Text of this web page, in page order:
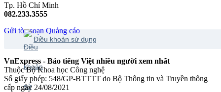
Tp. Hồ Chí Minh
082.233.3555
Gửi tòa soạn Quảng cáo
Điều khoản sử dụng
VnExpress - Báo tiếng Việt nhiều người xem nhất
Thuộc Bộ Khoa học Công nghệ
Số giấy phép: 548/GP-BTTTT do Bộ Thông tin và Truyền thông
cấp ngày 24/08/2021